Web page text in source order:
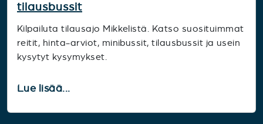
tilausbussit
Kilpailuta tilausajo Mikkelistä. Katso suosituimmat
reitit, hinta-arviot, minibussit, tilausbussit ja usein
kysytyt kysymykset.
Lue lisää...